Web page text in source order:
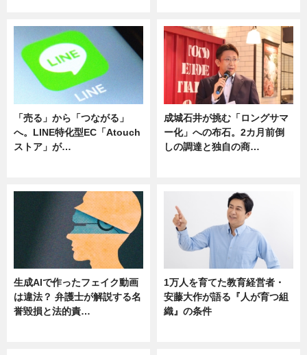
「売る」から「つながる」
へ。LINE特化型EC「Atouch
ストア」が…
成城石井が挑む「ロングサマ
ー化」への布石。2カ月前倒
しの調達と独自の商…
生成AIで作ったフェイク動画
は違法？ 弁護士が解説する名
誉毀損と法的責…
1万人を育てた教育経営者・
安藤大作が語る『人が育つ組
織』の条件